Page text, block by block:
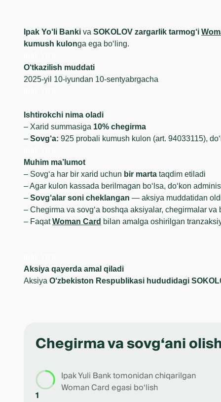
Ipak Yo‘li Banki va SOKOLOV zargarlik tarmog‘i
kumush kulonga ega bo‘ling.
O‘tkazilish muddati
2025-yil 10-iyundan 10-sentyabrgacha
Ishtirokchi nima oladi
– Xarid summasiga 10% chegirma
– Sovg‘a: 925 probali kumush kulon (art. 94033115),
Muhim ma’lumot
– Sovg‘a har bir xarid uchun bir marta taqdim etiladi
– Agar kulon kassada berilmagan bo‘lsa, do‘kon
– Sovg‘alar soni cheklangan — aksiya muddatidan
– Chegirma va sovg‘a boshqa aksiyalar, chegirmalar va
– FaqatWoman Card bilan amalga oshirilgan
Aksiya qayerda amal qiladi
Aksiya O‘zbekiston Respublikasi hududidagi
Chegirma va sovg‘ani
1
Ipak Yuli Bank tomonidan chiqarilgan
Woman Card egasi bo‘lish